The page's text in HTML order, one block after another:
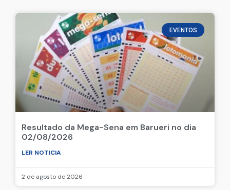
EVENTOS
Resultado da Mega-Sena em Barueri no dia
02/08/2026
LER NOTICIA
2 de agosto de 2026